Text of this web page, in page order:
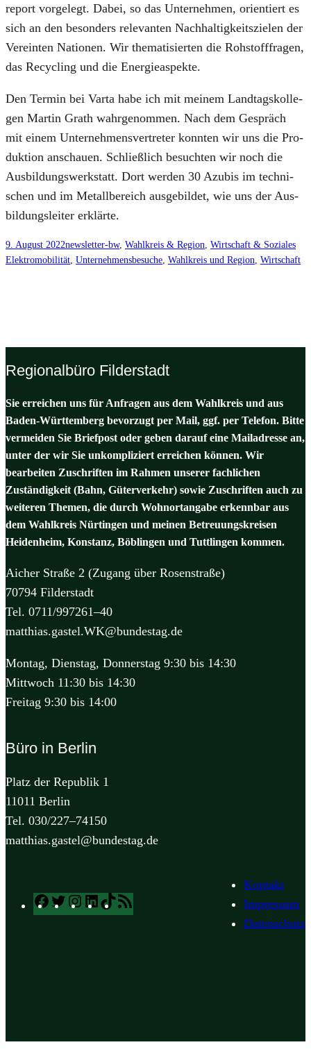
re­port vor­ge­legt. Dabei, so das Unter­neh­men, ori­en­tiert es
sich an den beson­ders rele­van­ten Nach­hal­tig­keits­zie­len der
Ver­ein­ten Natio­nen. Wir the­ma­ti­sier­ten die Roh­stoff­fra­gen,
das Recy­cling und die Ener­gie­aspek­te.
Den Ter­min bei Var­ta habe ich mit mei­nem Land­tags­kol­le­
gen Mar­tin Grath wahr­ge­nom­men. Nach dem Gespräch
mit einem Unter­neh­mens­ver­tre­ter konn­ten wir uns die Pro­
duk­ti­on anschau­en. Schließ­lich besuch­ten wir noch die
Aus­bil­dungs­werk­statt. Dort wer­den 30 Azu­bis im tech­ni­
schen und im Metall­be­reich aus­ge­bil­det, wie uns der Aus­
bil­dungs­lei­ter erklär­te.
9. August 2022newsletter-bw, Wahlkreis & Region Wirtschaft & Soziales
Elektromobilität Unternehmensbesuche Wahlkreis und Region Wirtschaft
Regionalbüro Filderstadt
Sie erreichen uns für Anfragen aus dem Wahlkreis und aus
Baden-Württemberg bevorzugt per Mail, ggf. per Telefon. Bitte
vermeiden Sie Briefpost oder geben darauf eine Mailadresse an,
unter der wir Sie unkompliziert erreichen können. Wir
bearbeiten Zuschriften im Rahmen unserer fachlichen
Zuständigkeit (Bahn, Güterverkehr) sowie Zuschriften auch zu
weiteren Themen, die durch Wohnortangabe erkennbar aus
dem Wahlkreis Nürtingen und meinen Betreuungskreisen
Heidenheim, Konstanz, Böblingen und Tuttlingen kommen.
Aicher Straße 2 (Zugang über Rosenstraße)
70794 Filderstadt
Tel. 0711/997261–40
matthias.gastel.WK@bundestag.de
Montag, Dienstag, Donnerstag 9:30 bis 14:30
Mittwoch 11:30 bis 14:30
Freitag 9:30 bis 14:00
Büro in Berlin
Platz der Republik 1
11011 Berlin
Tel. 030/227–74150
matthias.gastel@bundestag.de
Facebook
TwitterInstagram
LinkedIn
TikTok
Kontakt
Impressum
Datenschutz